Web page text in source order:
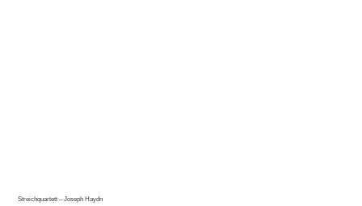
Streichquartett – Joseph Haydn